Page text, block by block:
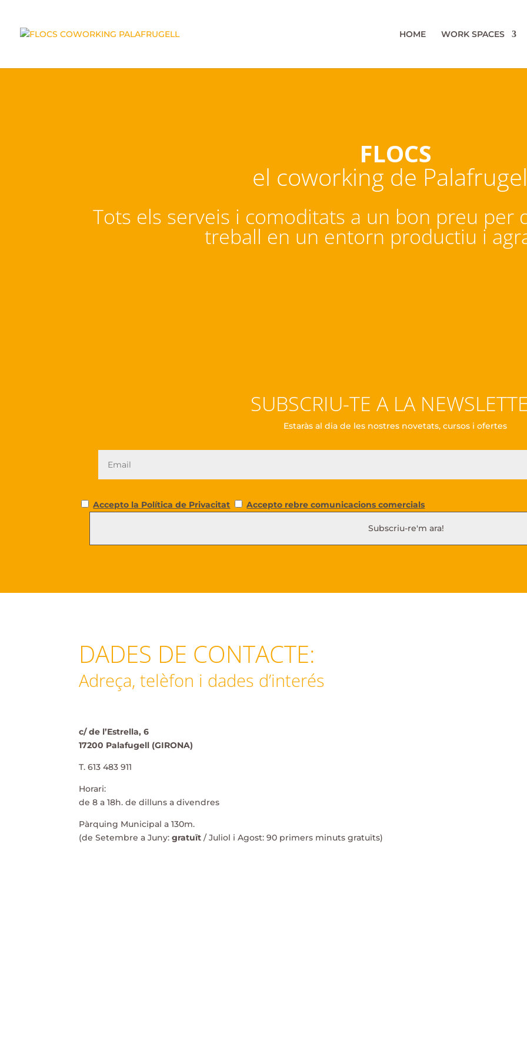
HOME WORK SPACES
FLOCS
el coworking de
Tots els serveis i comoditats a un bon preu per
treball en un entorn productiu i
SUBSCRIU-TE A LA
Estaràs al dia de les nostres novetats, cursos i ofertes
Accepto la Política de Privacitat Accepto rebre comunicacions comercials
DADES DE CONTACTE:
Adreça, telèfon i dades d’interés
c/ de l’Estrella, 6
17200 Palafugell (GIRONA)
T. 613 483 911
Horari:
de 8 a 18h. de dilluns a divendres
Pàrquing Municipal a 130m.
(de Setembre a Juny:gratuït / Juliol i Agost: 90 primers minuts gratuïts)